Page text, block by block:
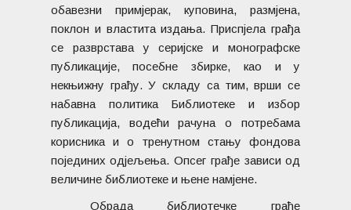
обавезни примјерак, куповина, размјена,
поклон и властита издања. Приспјела грађа
се разврстава у серијске и монографске
публикације, посебне збирке, као и у
некњижну грађу. У складу са тим, врши се
набавна политика Библиотеке и избор
публикација, водећи рачуна о потребама
корисника и о тренутном стању фондова
појединих одјељења. Опсег грађе зависи од
величине библиотеке и њене намјене.
Обрада библиотечке грађе